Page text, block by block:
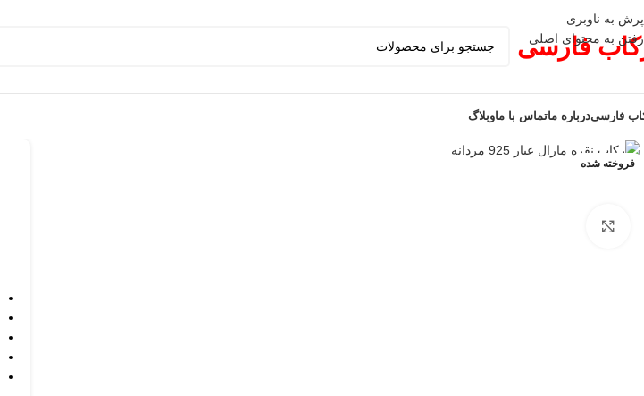
پرش به ناوبری
رفتن به محتوای اصلی
فارسی
فارسیدرباره ماتماس با ماوبلاگ
فروخته شده